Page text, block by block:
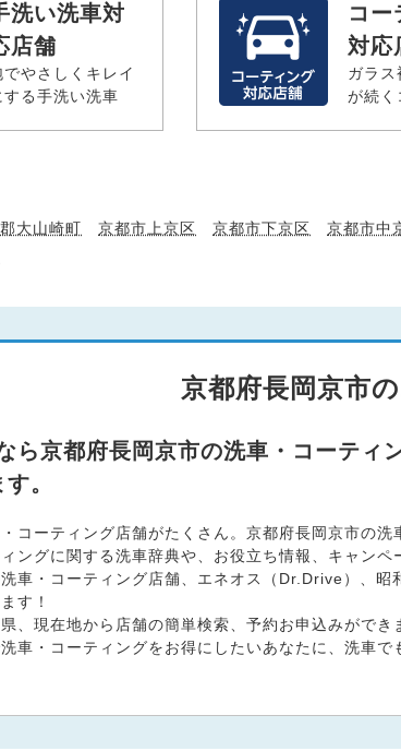
洗い洗車対
店舗
でやさしくキレイ
する手洗い洗車
コー
対応
ガラス
が続く
大山崎町 京都市上京区 京都市下京区 京都市中
京都府長岡京市
ら京都府長岡京市の洗車・コーティ
。
コーティング店舗がたくさん。京都府長岡京市の
ングに関する洗車辞典や、お役立ち情報、キャンペ
車・コーティング店舗、エネオス（Dr.Drive）、
す！
、現在地から店舗の簡単検索、予約お申込みができ
車・コーティングをお得にしたいあなたに、洗車